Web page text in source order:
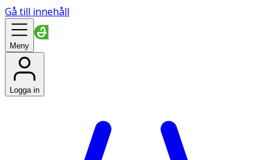
Gå till innehåll
Meny
Logga in